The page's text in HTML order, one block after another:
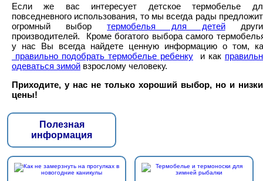
Если же вас интересует детское термобелье
повседневного использования, то мы всегда рады
огромный выбортермобелья для детей
производителей. Кроме богатого выбора самого
у нас Вы всегда найдете ценную информацию о том,
правильно подобрать термобелье ребенкуи как
одеваться зимой взрослому человеку.
Приходите, у нас не только хороший выбор, но и
цены!
Полезная
информация